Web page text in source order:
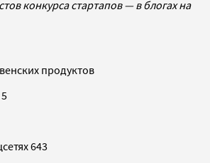
конкурса стартапов — в блогах на
продуктов
643